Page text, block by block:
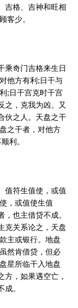
吉格、吉神和旺相
客少。
乘奇门吉格来生日
他方有利;日干与
;日干宫克时干宫
之，克我为凶。又
伙之人。天盘之干
之干者，对他方
利。
值符生值使，或值
，或值使生值
也主借贷不成。
克关系论之，天盘
主或银行。地盘
然肯借贷，但必
星所临干入地盘
方，如果遇空亡，
。